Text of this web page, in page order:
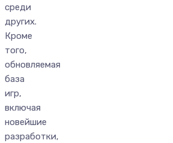
среди
других.
Кроме
того,
обновляемая
база
игр,
включая
новейшие
разработки,